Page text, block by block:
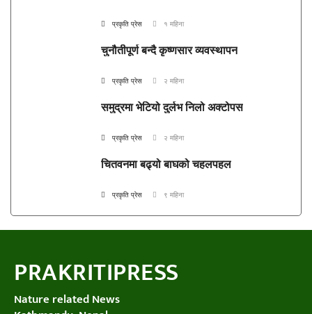
प्रकृति प्रेस १ महिना
चुनौतीपूर्ण बन्दै कृष्णसार व्यवस्थापन
प्रकृति प्रेस २ महिना
समुद्रमा भेटियो दुर्लभ निलो अक्टोपस
प्रकृति प्रेस २ महिना
चितवनमा बढ्यो बाघको चहलपहल
प्रकृति प्रेस ९ महिना
PRAKRITIPRESS
Nature related News